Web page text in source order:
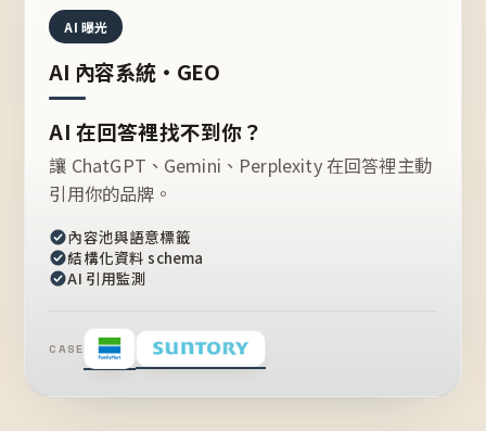
AI 曝光
AI 內容系統・GEO
AI 在回答裡找不到你？
讓 ChatGPT、Gemini、Perplexity 在回答裡主動
引用你的品牌。
內容池與語意標籤
結構化資料 schema
AI 引用監測
CASE